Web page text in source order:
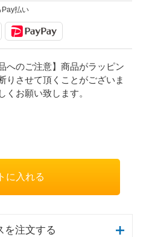
Pay払い
へのご注意】商品がラッピン
りさせて頂くことがございま
くお願い致します。
を注文する